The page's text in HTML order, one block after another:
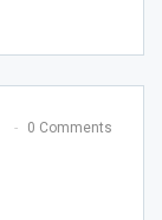
0 Comments